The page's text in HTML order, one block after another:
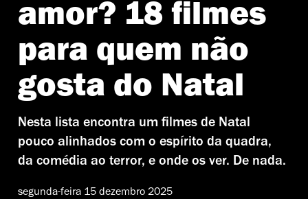
amor? 18 filmes
para quem não
gosta do Natal
Nesta lista encontra um filmes de Natal
pouco alinhados com o espírito da quadra,
da comédia ao terror, e onde os ver. De nada.
segunda-feira 15 dezembro 2025